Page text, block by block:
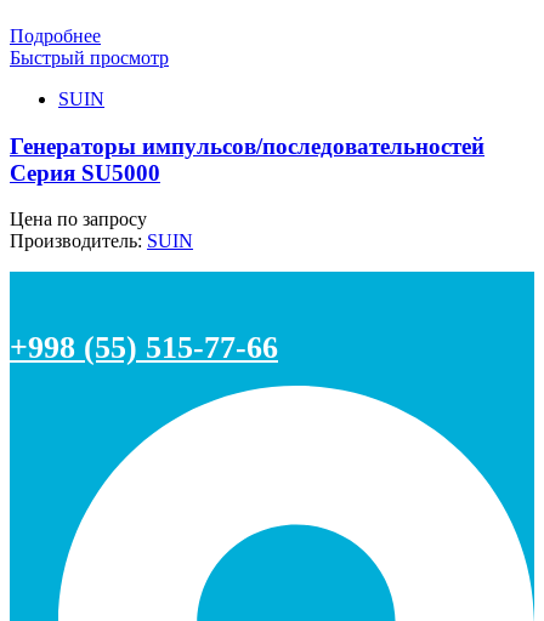
Подробнее
Быстрый просмотр
SUIN
Генераторы импульсов/последовательностей
Серия SU5000
Цена по запросу
Производитель: SUIN
+998 (55) 515-77-66